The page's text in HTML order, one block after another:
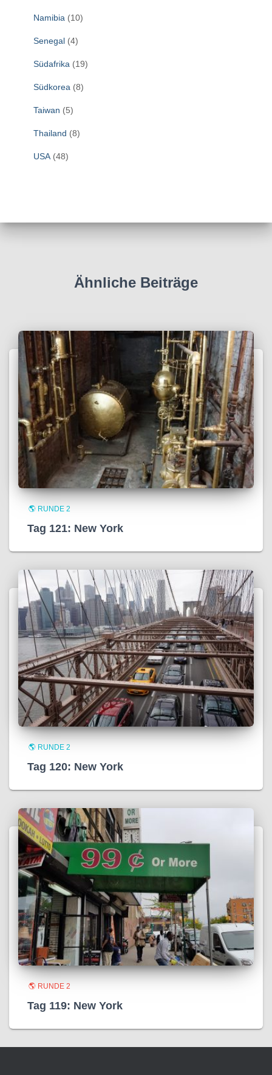
Namibia (10)
Senegal (4)
Südafrika (19)
Südkorea (8)
Taiwan (5)
Thailand (8)
USA (48)
Ähnliche Beiträge
🌎 RUNDE 2
Tag 121: New York
🌎 RUNDE 2
Tag 120: New York
🌎 RUNDE 2
Tag 119: New York